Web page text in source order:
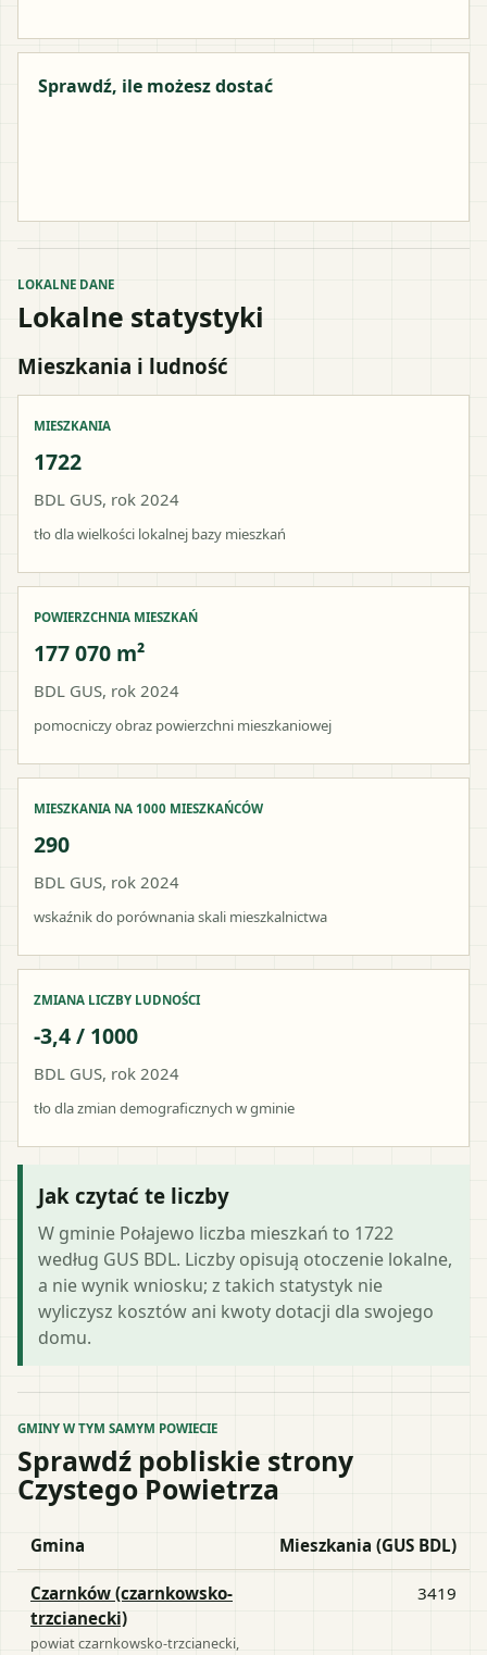
Sprawdź, ile możesz dostać
LOKALNE DANE
Lokalne statystyki
Mieszkania i ludność
MIESZKANIA
1722
BDL GUS, rok 2024
tło dla wielkości lokalnej bazy mieszkań
POWIERZCHNIA MIESZKAŃ
177 070 m²
BDL GUS, rok 2024
pomocniczy obraz powierzchni mieszkaniowej
MIESZKANIA NA 1000 MIESZKAŃCÓW
290
BDL GUS, rok 2024
wskaźnik do porównania skali mieszkalnictwa
ZMIANA LICZBY LUDNOŚCI
-3,4 / 1000
BDL GUS, rok 2024
tło dla zmian demograficznych w gminie
Jak czytać te liczby
W gminie Połajewo liczba mieszkań to 1722
według GUS BDL. Liczby opisują otoczenie lokalne,
a nie wynik wniosku; z takich statystyk nie
wyliczysz kosztów ani kwoty dotacji dla swojego
domu.
GMINY W TYM SAMYM POWIECIE
Sprawdź pobliskie strony
Czystego Powietrza
Gmina Mieszkania (GUS BDL)
Czarnków (czarnkowsko-
trzcianecki)
powiatczarnkowsko-trzcianecki
3419